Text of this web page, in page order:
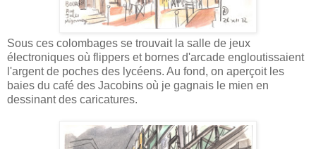
Sous ces colombages se trouvait la salle de jeux
électroniques où flippers et bornes d'arcade engloutissaient
l'argent de poches des lycéens. Au fond, on aperçoit les
baies du café des Jacobins où je gagnais le mien en
dessinant des caricatures.